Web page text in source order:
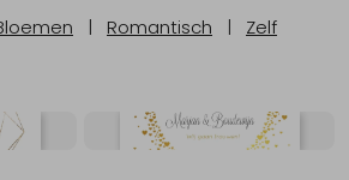
| Romantisch | Zelf